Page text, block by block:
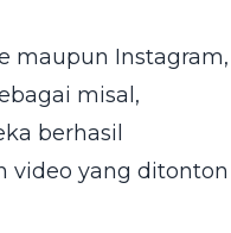
maupun Instagram,
misal,
berhasil
video yang ditonton